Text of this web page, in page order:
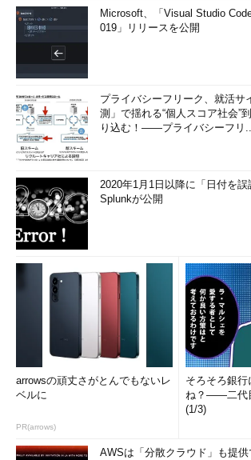
Microsoft、「Visual Studio
019」リリースを公開
プライバシーフリーク、就活サ
測」で揺れる“個人スコア社会”
り込む！――プライバシーフリ
2020年1月1日以降に「日付を誤
Splunkが公開
arrowsの頑丈さがとんでもないレ
ベルに
PR(arrows)
そろそろ銀
ね？――二代
(1/3)
AWSは「分散クラウド」も提